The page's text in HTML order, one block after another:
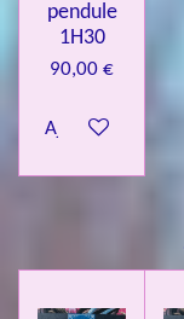
pendule
1H30
90,00 €
Ajouter au panier